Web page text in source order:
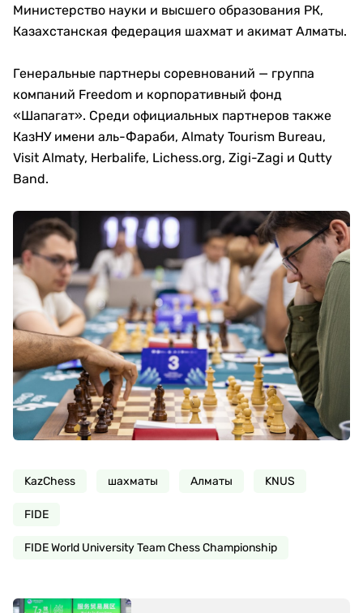
Министерство науки и высшего образования РК,
Казахстанская федерация шахмат и акимат Алматы.
Генеральные партнеры соревнований — группа
компаний Freedom и корпоративный фонд
«Шапагат». Среди официальных партнеров также
КазНУ имени аль-Фараби, Almaty Tourism Bureau,
Visit Almaty, Herbalife, Lichess.org, Zigi-Zagi и Qutty
Band.
KazChess шахматы Алматы KNUS
FIDE
FIDE World University Team Chess Championship